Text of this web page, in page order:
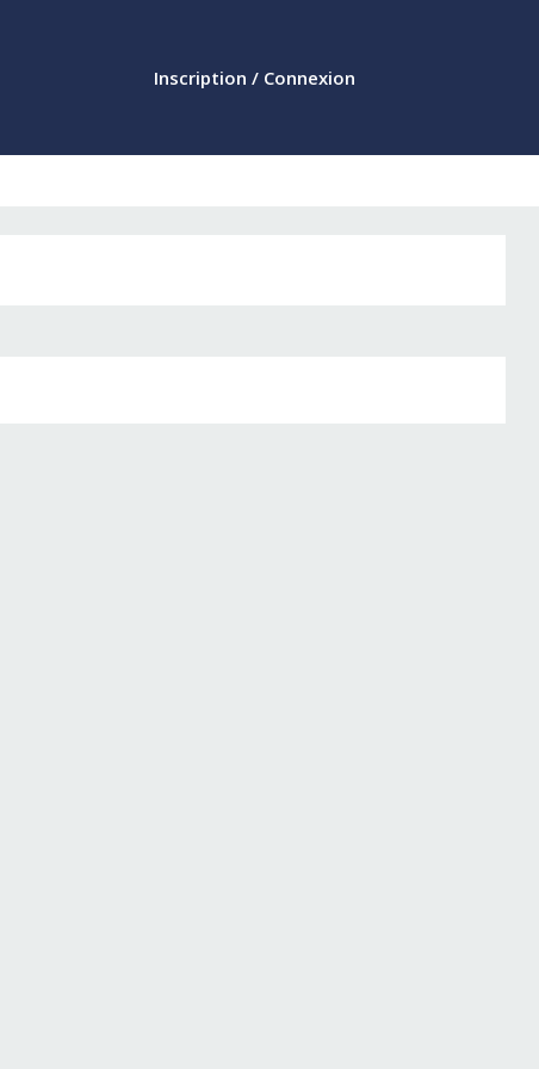
Inscription / Connexion